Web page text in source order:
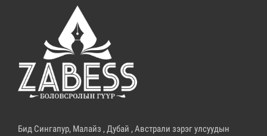
Бид Сингапур, Малайз , Дубай , Австрали зэрэг улсуудын